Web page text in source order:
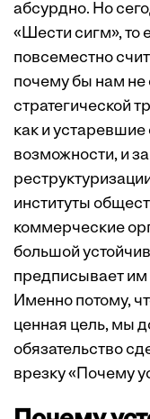
абсурдно. Но
«Шести сигм», то
повсеместно
почему бы нам не
стратегической
как и
возможности, и
институты
коммерческие
большой
предписывает им
Именно потому,
ценная цель, мы
обязательство
врезку «Почему